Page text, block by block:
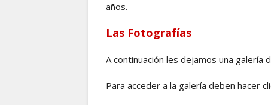
años.
Las Fotografías
A continuación les dejamos una
Para acceder a la galería deben hacer